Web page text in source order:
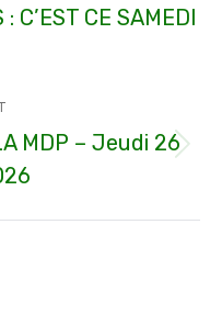
C’EST CE SAMEDI
MDP – Jeudi 26